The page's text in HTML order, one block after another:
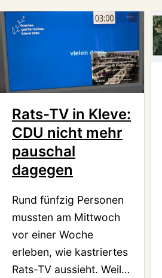
Rats-TV in Kleve:
CDU nicht mehr
pauschal
dagegen
Rund fünfzig Personen
mussten am Mittwoch
vor einer Woche
erleben, wie kastriertes
Rats-TV aussieht. Weil…